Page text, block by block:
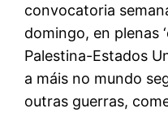
convocatoria
domingo, en plenas
Palestina-Estados
a máis no mundo
outras guerras,